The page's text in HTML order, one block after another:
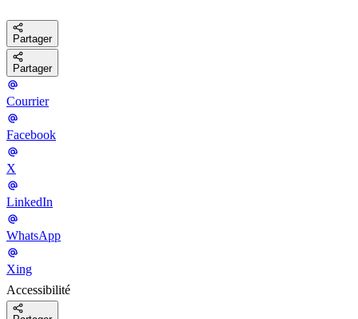
Partager
Partager
Courrier
Facebook
X
LinkedIn
WhatsApp
Xing
Accessibilité